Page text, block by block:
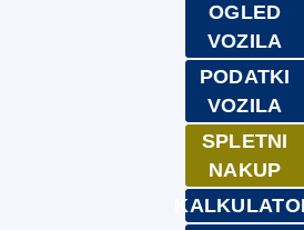
OGLED
VOZILA
PODATKI
VOZILA
SPLETNI
NAKUP